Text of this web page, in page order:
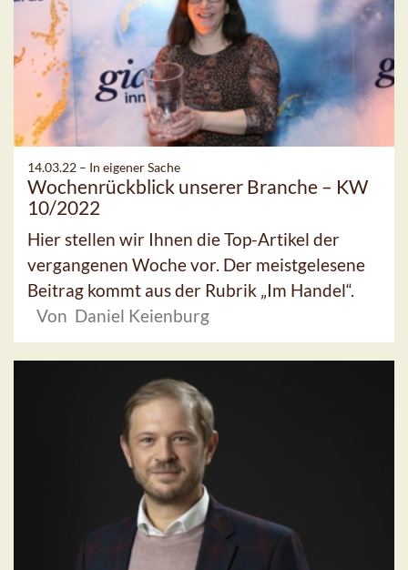
14.03.22 – In eigener Sache
Wochenrückblick unserer Branche – KW
10/2022
Hier stellen wir Ihnen die Top-Artikel der
vergangenen Woche vor. Der meistgelesene
Beitrag kommt aus der Rubrik „Im Handel“.
Von Daniel Keienburg